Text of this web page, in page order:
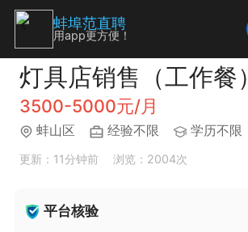
灯具店销售（工作餐）
3500-5000元/月
蚌山区 经验不限 学历不限
更新：11分钟前 浏览：2004次
平台核验
蚌埠范直聘
用app更方便！